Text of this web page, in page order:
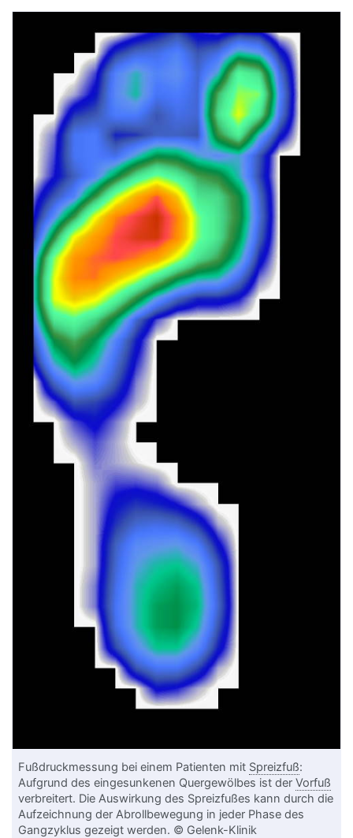
Fußdruckmessung bei einem Patienten mit Spreizfuß:
Aufgrund des eingesunkenen Quergewölbes ist derVorfuß
verbreitert. Die Auswirkung des Spreizfußes kann durch die
Aufzeichnung der Abrollbewegung in jeder Phase des
Gangzyklus gezeigt werden. © Gelenk-Klinik